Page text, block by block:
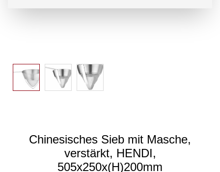
Chinesisches Sieb mit Masche,
verstärkt, HENDI,
505x250x(H)200mm